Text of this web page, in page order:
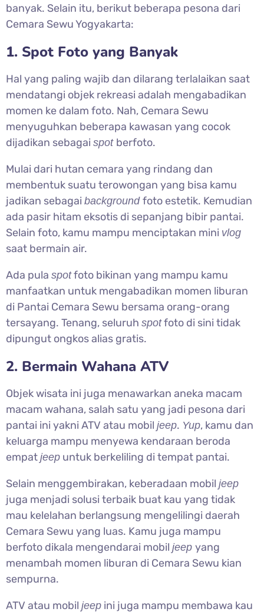
banyak. Selain itu, berikut beberapa pesona dari
Cemara Sewu Yogyakarta:
1. Spot Foto yang Banyak
Hal yang paling wajib dan dilarang terlalaikan saat
mendatangi objek rekreasi adalah mengabadikan
momen ke dalam foto. Nah, Cemara Sewu
menyuguhkan beberapa kawasan yang cocok
dijadikan sebagai spot berfoto.
Mulai dari hutan cemara yang rindang dan
membentuk suatu terowongan yang bisa kamu
jadikan sebagai background foto estetik. Kemudian
ada pasir hitam eksotis di sepanjang bibir pantai.
Selain foto, kamu mampu menciptakan mini vlog
saat bermain air.
Ada pula spotfoto bikinan yang mampu kamu
manfaatkan untuk mengabadikan momen liburan
di Pantai Cemara Sewu bersama orang-orang
tersayang. Tenang, seluruh spotfoto di sini tidak
dipungut ongkos alias gratis.
2. Bermain Wahana ATV
Objek wisata ini juga menawarkan aneka macam
macam wahana, salah satu yang jadi pesona dari
pantai ini yakni ATV atau mobil jeep. Yup, kamu dan
keluarga mampu menyewa kendaraan beroda
empat jeep untuk berkeliling di tempat pantai.
Selain menggembirakan, keberadaan mobil jeep
juga menjadi solusi terbaik buat kau yang tidak
mau kelelahan berlangsung mengelilingi daerah
Cemara Sewu yang luas. Kamu juga mampu
berfoto dikala mengendarai mobil jeep yang
menambah momen liburan di Cemara Sewu kian
sempurna.
ATV atau mobil jeep ini juga mampu membawa kau